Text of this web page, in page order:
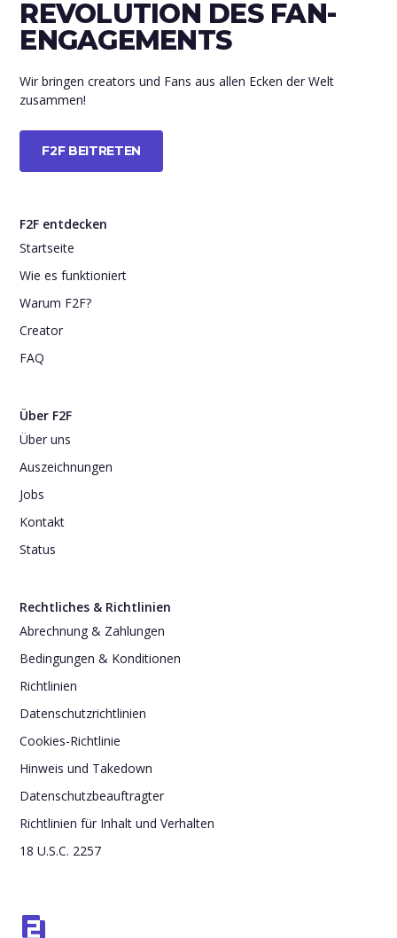
REVOLUTION DES FAN-
ENGAGEMENTS
Wir bringen creators und Fans aus allen Ecken der Welt
zusammen!
F2F BEITRETEN
F2F entdecken
Startseite
Wie es funktioniert
Warum F2F?
Creator
FAQ
Über F2F
Über uns
Auszeichnungen
Jobs
Kontakt
Status
Rechtliches & Richtlinien
Abrechnung & Zahlungen
Bedingungen & Konditionen
Richtlinien
Datenschutzrichtlinien
Cookies-Richtlinie
Hinweis und Takedown
Datenschutzbeauftragter
Richtlinien für Inhalt und Verhalten
18 U.S.C. 2257